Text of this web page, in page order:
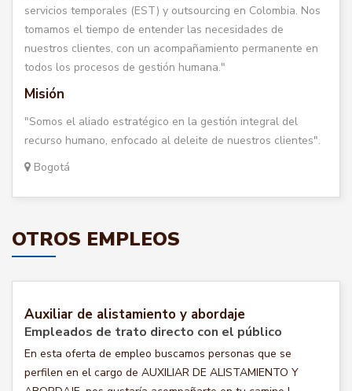
servicios temporales (EST) y outsourcing en Colombia. Nos
tomamos el tiempo de entender las necesidades de
nuestros clientes, con un acompañamiento permanente en
todos los procesos de gestión humana."
Misión
"Somos el aliado estratégico en la gestión integral del
recurso humano, enfocado al deleite de nuestros clientes".
Bogotá
OTROS EMPLEOS
Auxiliar de alistamiento y abordaje
Empleados de trato directo con el público
En esta oferta de empleo buscamos personas que se
perfilen en el cargo de AUXILIAR DE ALISTAMIENTO Y